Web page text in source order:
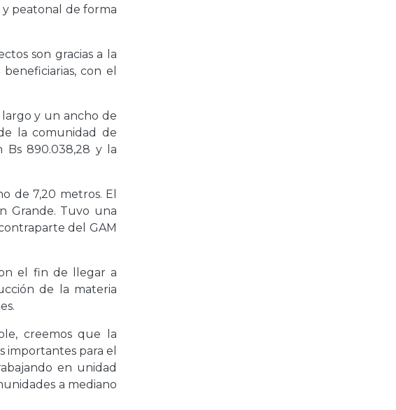
peatonal de forma
son gracias a la
con el
y un ancho de
la comunidad de
Bs 890.038,28 y la
de 7,20 metros. El
Grande. Tuvo una
del GAM
el fin de llegar a
de la materia
creemos que la
importantes para el
en unidad
a mediano